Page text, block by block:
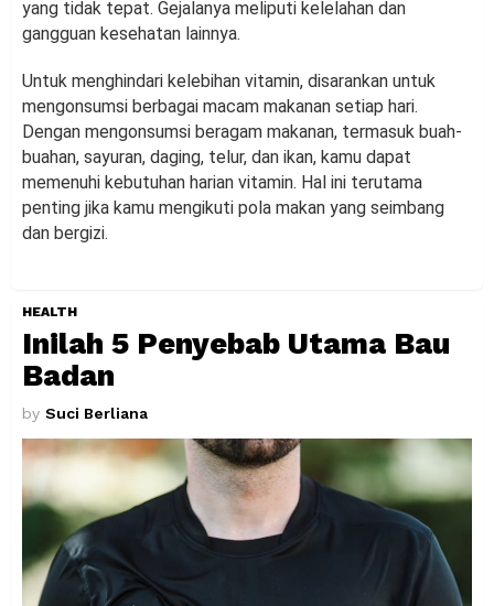
yang tidak tepat. Gejalanya meliputi kelelahan dan
gangguan kesehatan lainnya.
Untuk menghindari kelebihan vitamin, disarankan untuk
mengonsumsi berbagai macam makanan setiap hari.
Dengan mengonsumsi beragam makanan, termasuk buah-
buahan, sayuran, daging, telur, dan ikan, kamu dapat
memenuhi kebutuhan harian vitamin. Hal ini terutama
penting jika kamu mengikuti pola makan yang seimbang
dan bergizi.
HEALTH
Inilah 5 Penyebab Utama Bau
Badan
by Suci Berliana